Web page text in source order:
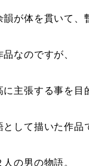
が体を貫いて、
なのですが、
主張する事を目
して描いた作品
の男の物語。